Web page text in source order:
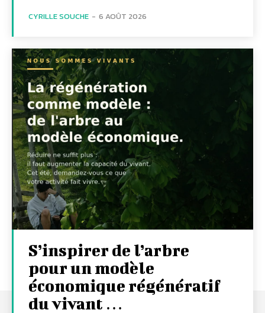
CYRILLE SOUCHE - 6 AOÛT 2026
S’inspirer de l’arbre
pour un modèle
économique régénératif
du vivant …